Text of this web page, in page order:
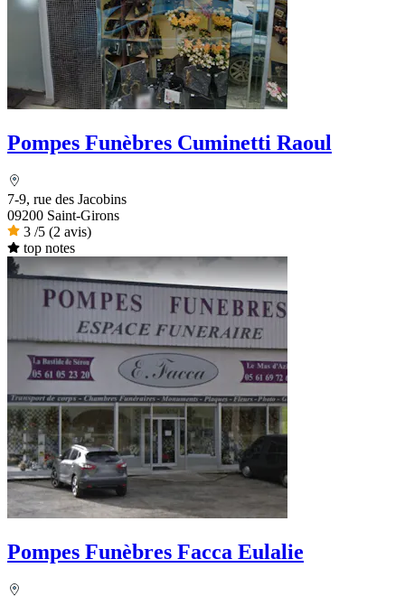
Pompes Funèbres Cuminetti Raoul
7-9, rue des Jacobins
09200 Saint-Girons
3 /5 (2 avis)
top notes
Pompes Funèbres Facca Eulalie